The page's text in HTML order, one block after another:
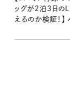
ッグが2泊3日の
えるのか検証！】
てみました！ 使用